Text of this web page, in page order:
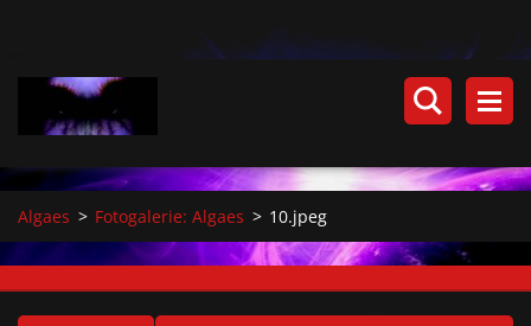
Algaes > Fotogalerie: Algaes > 10.jpeg